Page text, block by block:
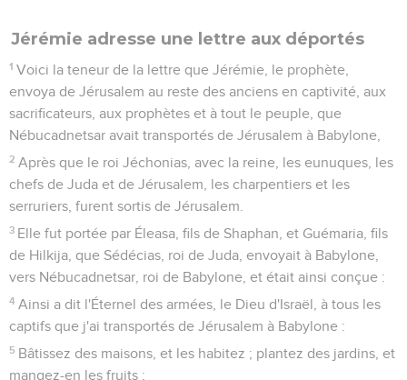
Jérémie adresse une lettre aux déportés
1 Voici la teneur de la lettre que Jérémie, le prophète,
envoya de Jérusalem au reste des anciens en captivité, aux
sacrificateurs, aux prophètes et à tout le peuple, que
Nébucadnetsar avait transportés de Jérusalem à Babylone,
2 Après que le roi Jéchonias, avec la reine, les eunuques, les
chefs de Juda et de Jérusalem, les charpentiers et les
serruriers, furent sortis de Jérusalem.
3 Elle fut portée par Éleasa, fils de Shaphan, et Guémaria, fils
de Hilkija, que Sédécias, roi de Juda, envoyait à Babylone,
vers Nébucadnetsar, roi de Babylone, et était ainsi conçue :
4 Ainsi a dit l'Éternel des armées, le Dieu d'Israël, à tous les
captifs que j'ai transportés de Jérusalem à Babylone :
5 Bâtissez des maisons, et les habitez ; plantez des jardins, et
mangez-en les fruits ;